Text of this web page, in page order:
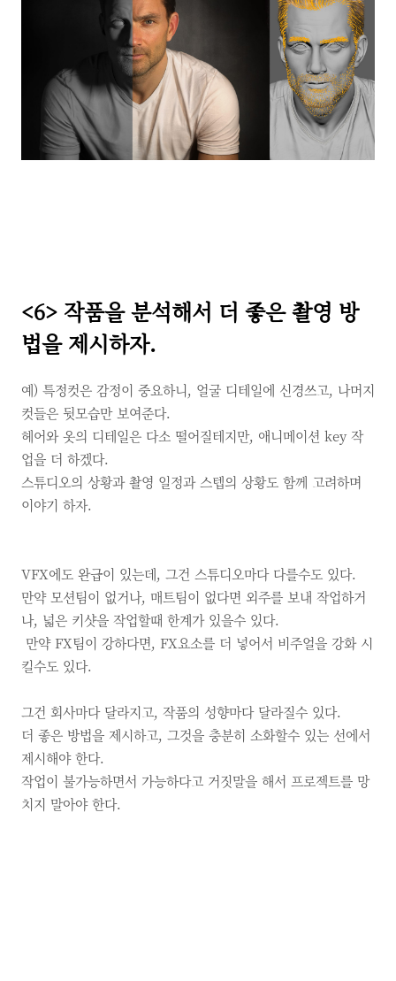
<6> 작품을 분석해서 더 좋은 촬영 방
법을 제시하자.
예) 특정컷은 감정이 중요하니, 얼굴 디테일에 신경쓰고, 나머지
컷들은 뒷모습만 보여준다.
헤어와 옷의 디테일은 다소 떨어질테지만, 애니메이션 key 작
업을 더 하겠다.
스튜디오의 상황과 촬영 일정과 스텝의 상황도 함께 고려하며
이야기 하자.
VFX에도 완급이 있는데, 그건 스튜디오마다 다를수도 있다.
만약 모션팀이 없거나, 매트팀이 없다면 외주를 보내 작업하거
나, 넓은 키샷을 작업할때 한계가 있을수 있다.
만약 FX팀이 강하다면, FX요소를 더 넣어서 비주얼을 강화 시
킬수도 있다.
그건 회사마다 달라지고, 작품의 성향마다 달라질수 있다.
더 좋은 방법을 제시하고, 그것을 충분히 소화할수 있는 선에서
제시해야 한다.
작업이 불가능하면서 가능하다고 거짓말을 해서 프로젝트를 망
치지 말아야 한다.